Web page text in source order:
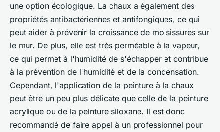
une option écologique. La chaux a également des
propriétés antibactériennes et antifongiques, ce qui
peut aider à prévenir la croissance de moisissures sur
le mur. De plus, elle est très perméable à la vapeur,
ce qui permet à l'humidité de s'échapper et contribue
à la prévention de l'humidité et de la condensation.
Cependant, l'application de la peinture à la chaux
peut être un peu plus délicate que celle de la peinture
acrylique ou de la peinture siloxane. Il est donc
recommandé de faire appel à un professionnel pour